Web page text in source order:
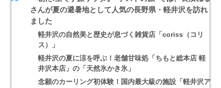
さんが夏の避暑地として人気の長野県・軽井沢を訪れ
ました
軽井沢の自然美と歴史が息づく雑貨店「coriss（コリ
ス）」
軽井沢の夏に涼を呼ぶ！老舗甘味処「 ちもと総本店 軽
井沢本店 」の「天然氷かき氷」
念願のカーリング初体験！国内最大級の施設「軽井沢ア